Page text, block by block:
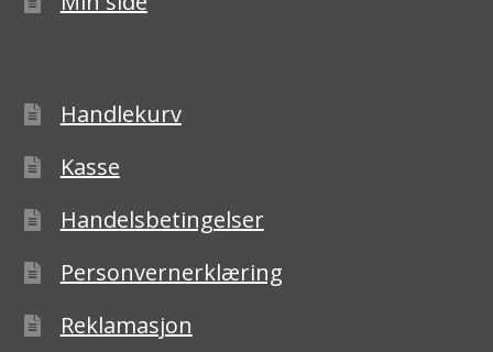
Handlekurv
Kasse
Handelsbetingelser
Personvernerklæring
Reklamasjon